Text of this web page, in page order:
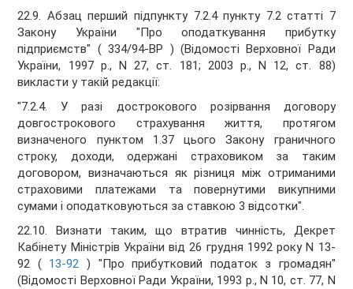
22.9. Абзац перший підпункту 7.2.4 пункту 7.2 статті 7
Закону України "Про оподаткування прибутку
підприємств" ( 334/94-ВР ) (Відомості Верховної Ради
України, 1997 р., N 27, ст. 181; 2003 р., N 12, ст. 88)
викласти у такій редакції:
"7.2.4. У разі дострокового розірвання договору
довгострокового страхування життя, протягом
визначеного пунктом 1.37 цього Закону граничного
строку, доходи, одержані страховиком за таким
договором, визначаються як різниця між отриманими
страховими платежами та повернутими викупними
сумами і оподатковуються за ставкою 3 відсотки".
22.10. Визнати таким, що втратив чинність, Декрет
Кабінету Міністрів України від 26 грудня 1992 року N 13-
92 ( 13-92 ) "Про прибутковий податок з громадян"
(Відомості Верховної Ради України, 1993 р., N 10, ст. 77, N